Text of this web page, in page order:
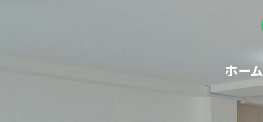
ホーム